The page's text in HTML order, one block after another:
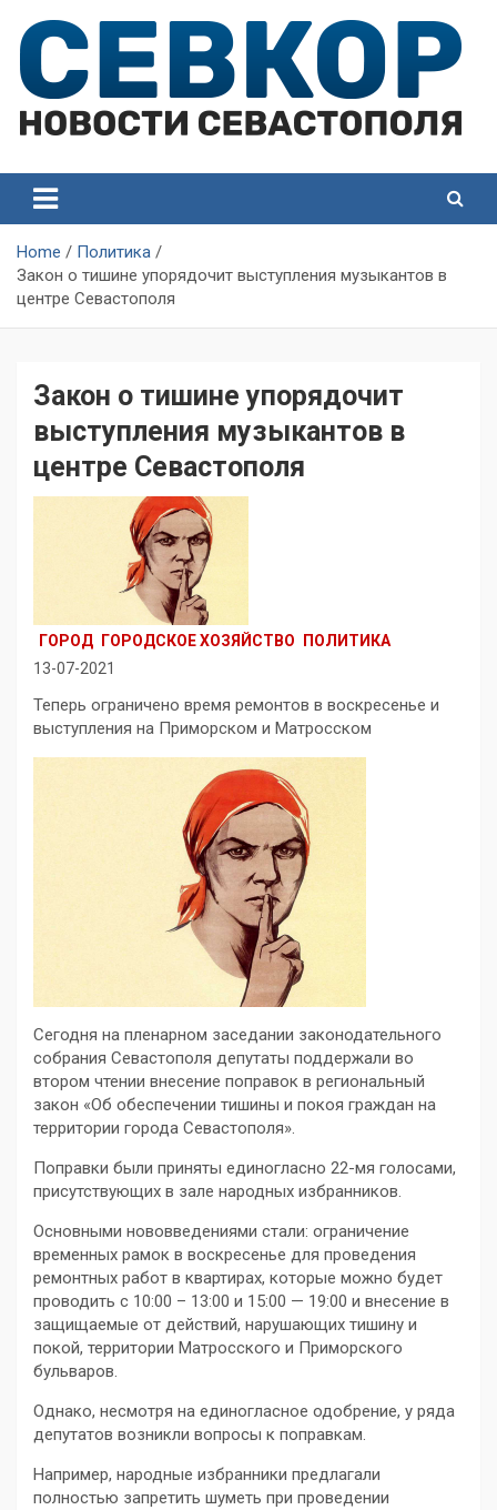
content
Севастополя
Севастополя
Home
Политика
Закон о тишине упорядочит выступления музыкантов в
центре Севастополя
Закон о тишине упорядочит
выступления музыкантов в
центре Севастополя
ГОРОД ГОРОДСКОЕ ХОЗЯЙСТВО
ПОЛИТИКА
13-07-2021
Теперь ограничено время ремонтов в воскресенье и
выступления на Приморском и Матросском
Сегодня на пленарном заседании законодательного
собрания Севастополя депутаты поддержали во
втором чтении внесение поправок в региональный
закон «Об обеспечении тишины и покоя граждан на
территории города Севастополя».
Поправки были приняты единогласно 22-мя голосами,
присутствующих в зале народных избранников.
Основными нововведениями стали: ограничение
временных рамок в воскресенье для проведения
ремонтных работ в квартирах, которые можно будет
проводить с 10:00 – 13:00 и 15:00 — 19:00 и внесение в
защищаемые от действий, нарушающих тишину и
покой, территории Матросского и Приморского
бульваров.
Однако, несмотря на единогласное одобрение, у ряда
депутатов возникли вопросы к поправкам.
Например, народные избранники предлагали
полностью запретить шуметь при проведении